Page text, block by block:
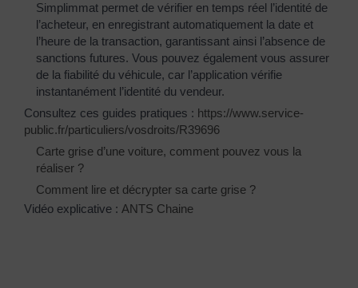
Simplimmat permet de vérifier en temps réel l’identité de
l’acheteur, en enregistrant automatiquement la date et
l’heure de la transaction, garantissant ainsi l’absence de
sanctions futures. Vous pouvez également vous assurer
de la fiabilité du véhicule, car l’application vérifie
instantanément l’identité du vendeur.
Consultez ces guides pratiques : https://www.service-
public.fr/particuliers/vosdroits/R39696
Carte grise d’une voiture, comment pouvez vous la
réaliser ?
Comment lire et décrypter sa carte grise ?
Vidéo explicative : ANTS Chaine